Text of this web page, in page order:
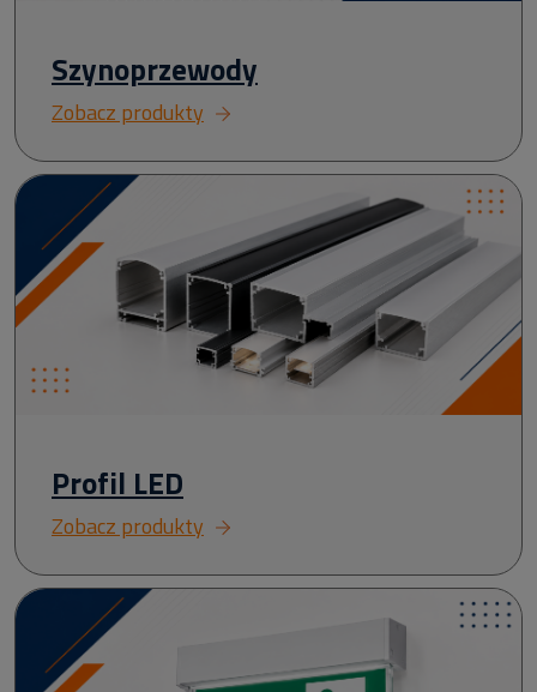
Szynoprzewody
Zobacz produkty
Profil LED
Zobacz produkty